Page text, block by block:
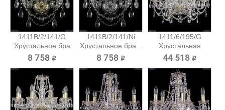
1411B/2/141/G
Хрустальное бра
Bohemia...
8 758 ₽
1411B/2/141/Ni
Хрустальное бра...
8 758 ₽
1411/6/195/G
Хрустальная
подвесная...
44 518 ₽